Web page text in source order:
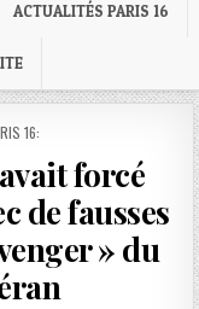
ACTUALITÉS PARIS 16
16:
forcé
de fausses
» du